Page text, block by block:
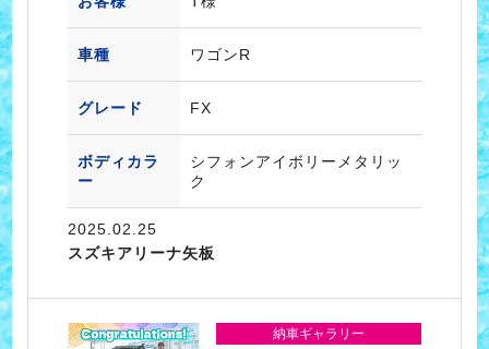
車種 ワゴンR
グレード FX
ボディカラ
ー
シフォンアイボリーメタリッ
ク
2025.02.25
スズキアリーナ矢板
納車ギャラリー